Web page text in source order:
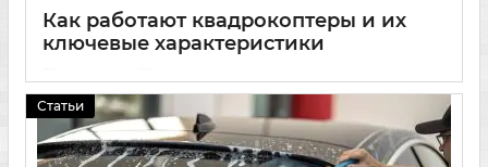
Как работают квадрокоптеры и их
ключевые характеристики
Статьи